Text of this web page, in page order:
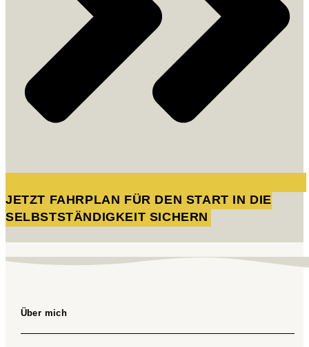
JETZT FAHRPLAN FÜR DEN START IN DIE
SELBSTSTÄNDIGKEIT SICHERN
Über mich